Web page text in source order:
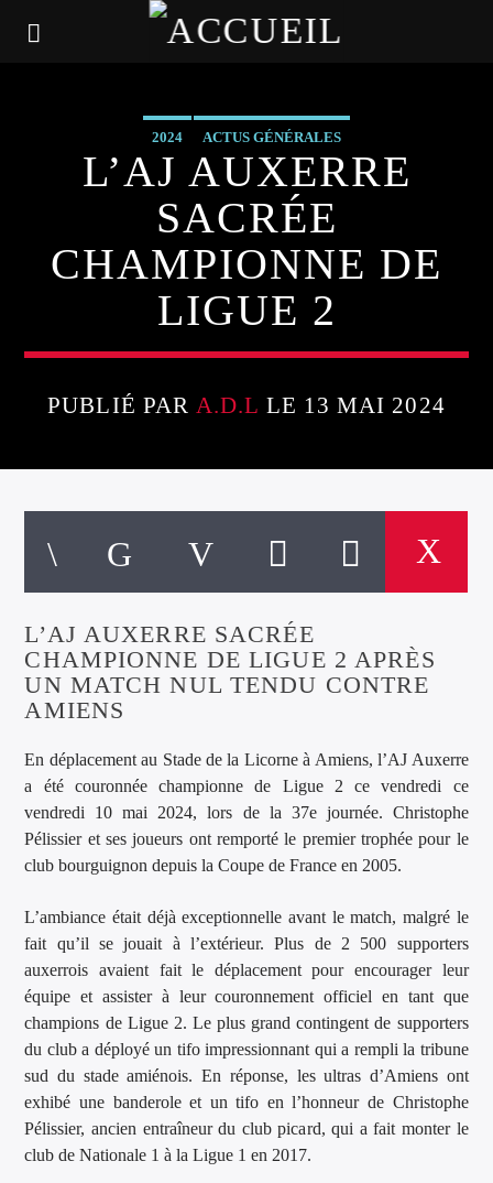
2024 ACTUS GÉNÉRALES
L’AJ AUXERRE
SACRÉE
CHAMPIONNE DE
LIGUE 2
PUBLIÉ PAR A.D.L LE 13 MAI 2024
L’AJ AUXERRE SACRÉE
CHAMPIONNE DE LIGUE 2 APRÈS
UN MATCH NUL TENDU CONTRE
AMIENS
En déplacement au Stade de la Licorne à Amiens, l’AJ Auxerre
a été couronnée championne de Ligue 2 ce vendredi ce
vendredi 10 mai 2024, lors de la 37e journée. Christophe
Pélissier et ses joueurs ont remporté le premier trophée pour le
club bourguignon depuis la Coupe de France en 2005.
L’ambiance était déjà exceptionnelle avant le match, malgré le
fait qu’il se jouait à l’extérieur. Plus de 2 500 supporters
auxerrois avaient fait le déplacement pour encourager leur
équipe et assister à leur couronnement officiel en tant que
champions de Ligue 2. Le plus grand contingent de supporters
du club a déployé un tifo impressionnant qui a rempli la tribune
sud du stade amiénois. En réponse, les ultras d’Amiens ont
exhibé une banderole et un tifo en l’honneur de Christophe
Pélissier, ancien entraîneur du club picard, qui a fait monter le
club de Nationale 1 à la Ligue 1 en 2017.